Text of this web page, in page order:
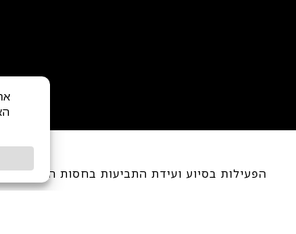
הפעילות בסיוע ועידת התביעות בחסות הקרן